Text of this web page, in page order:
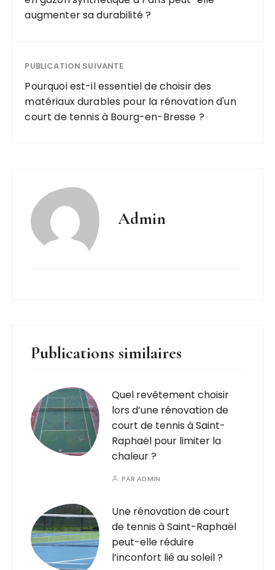
augmenter sa durabilité ?
PUBLICATION SUIVANTE
Pourquoi est-il essentiel de choisir des
matériaux durables pour la rénovation d'un
court de tennis à Bourg-en-Bresse ?
Admin
Publications similaires
Quel revêtement choisir
lors d’une rénovation de
court de tennis à Saint-
Raphaël pour limiter la
chaleur ?
PARADMIN
Une rénovation de court
de tennis à Saint-Raphaël
peut-elle réduire
l’inconfort lié au soleil ?